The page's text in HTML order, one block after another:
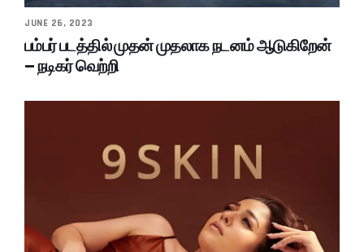
JUNE 26, 2023
பம்பர் படத்தில் முதன் முதலாக நடனம் ஆடுகிறேன்
– நடிகர் வெற்றி